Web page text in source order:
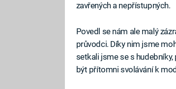
zavřených a nepřístupných.
Povedl se nám ale malý
průvodci. Díky nim jsme
setkali jsme se s
být přítomni svolávání k